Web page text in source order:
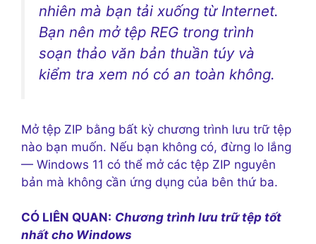
nhiên mà bạn tải xuống từ Internet.
Bạn nên mở tệp REG trong trình
soạn thảo văn bản thuần túy và
kiểm tra xem nó có an toàn không.
Mở tệp ZIP bằng bất kỳ chương trình lưu trữ tệp
nào bạn muốn. Nếu bạn không có, đừng lo lắng
— Windows 11 có thể mở các tệp ZIP nguyên
bản mà không cần ứng dụng của bên thứ ba.
CÓ LIÊN QUAN: Chương trình lưu trữ tệp tốt
nhất cho Windows